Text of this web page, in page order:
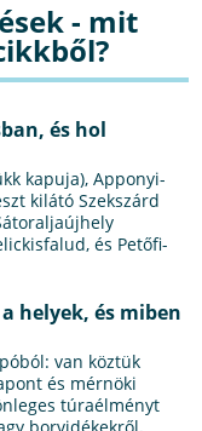
- mit
és hol
kapuja), Apponyi-
kilátó Szekszárd
és Petőfi-
helyek, és miben
van köztük
és mérnöki
túraélményt